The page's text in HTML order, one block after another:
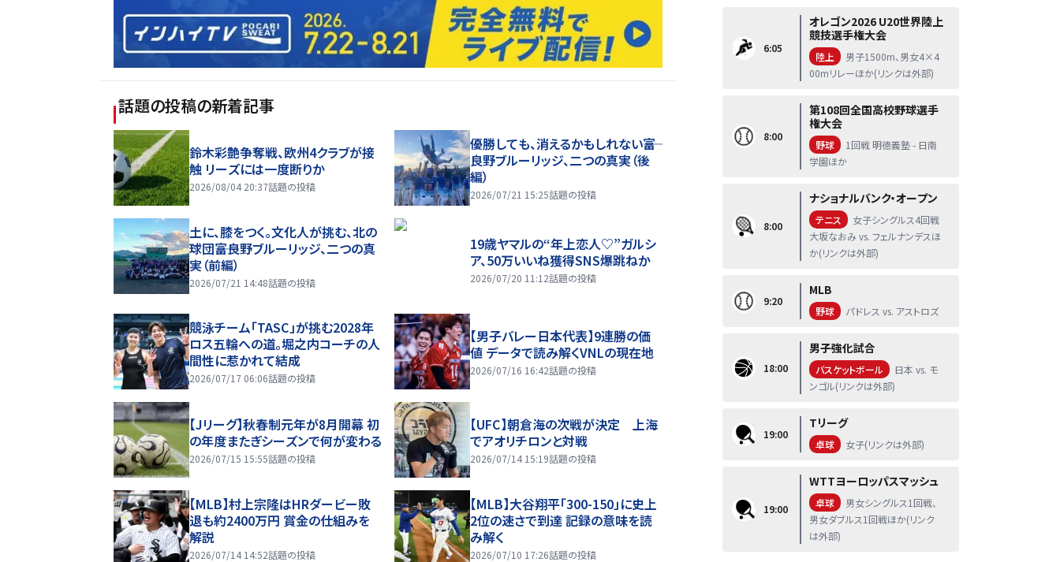
話題の投稿の新着記事
鈴木彩艶争奪戦、欧州4クラブが接
触 リーズには一度断りか
2026/08/04 20:37話題の投稿
優勝しても、消えるかもしれない――富
良野ブルーリッジ、二つの真実（後
編）
2026/07/21 15:25話題の投稿
土に、膝をつく。文化人が挑む、北の
球団――富良野ブルーリッジ、二つの真
実（前編）
2026/07/21 14:48話題の投稿
19歳ヤマルの“年上恋人♡”ガルシ
ア、50万いいね獲得SNS爆跳ねか
2026/07/20 11:12話題の投稿
競泳チーム「TASC」が挑む2028年
ロス五輪への道。堀之内コーチの人
間性に惹かれて結成
2026/07/17 06:06話題の投稿
【男子バレー日本代表】9連勝の価
値 データで読み解くVNLの現在地
2026/07/16 16:42話題の投稿
【Jリーグ】秋春制元年が8月開幕 初
の年度またぎシーズンで何が変わる
2026/07/15 15:55話題の投稿
【UFC】朝倉海の次戦が決定 上海
でアオリチロンと対戦
2026/07/14 15:19話題の投稿
【MLB】村上宗隆はHRダービー敗
退も約2400万円 賞金の仕組みを
解説
2026/07/14 14:52話題の投稿
【MLB】大谷翔平「300-150」に史上
2位の速さで到達 記録の意味を読
み解く
2026/07/10 17:26話題の投稿
6:05
オレゴン2026 U20世界陸上
競技選手権大会
陸上
男子1500m、男女4×4
00mリレーほか(リンクは外部)
8:00
第108回全国高校野球選手
権大会
野球
1回戦 明徳義塾 - 日南
学園ほか
8:00
ナショナルバンク・オープン
テニス
女子シングルス4回戦
大坂なおみ vs. フェルナンデスほ
か(リンクは外部)
9:20
MLB
野球 パドレス vs. アストロズ
18:00
男子強化試合
バスケットボール
日本 vs. モ
ンゴル(リンクは外部)
19:00
Tリーグ
卓球 女子(リンクは外部)
19:00
WTTヨーロッパスマッシュ
卓球
男女シングルス1回戦、
男女ダブルス1回戦ほか(リンク
は外部)